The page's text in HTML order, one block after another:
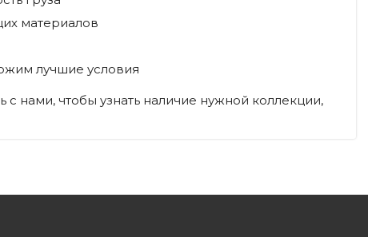
материалов
лучшие условия
нами, чтобы узнать наличие нужной коллекции,